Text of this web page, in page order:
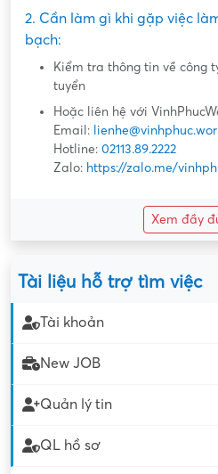
2. Cần làm gì khi gặp việc
bạch:
Kiểm tra thông tin về công
tuyển
Hoặc liên hệ với
Email:
Hotline: 02113.89.2222
Zalo: https://zalo.me/
Xem đầy
Tài liệu hỗ trợ tìm việc
Tài khoản
New JOB
Quản lý tin
QL hồ sơ